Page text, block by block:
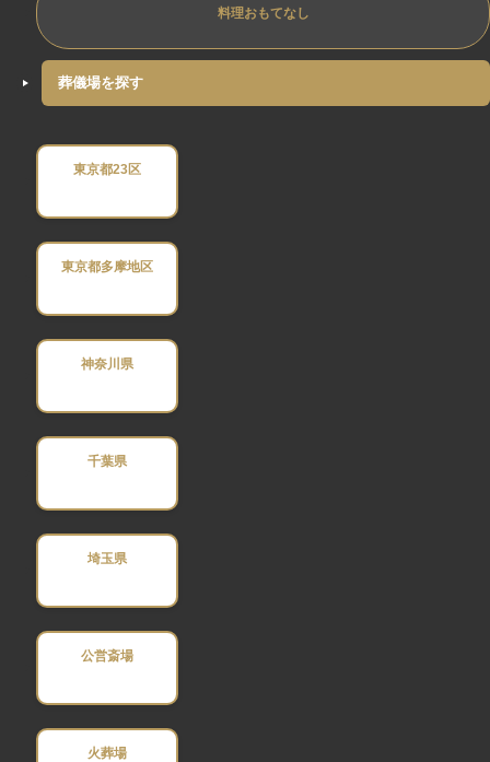
料理おもてなし
葬儀場を探す
東京都23区
東京都多摩地区
神奈川県
千葉県
埼玉県
公営斎場
火葬場